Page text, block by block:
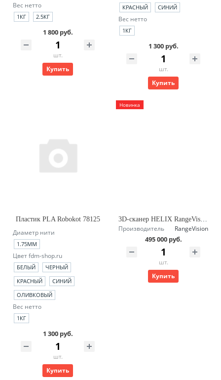
Вес нетто
1КГ 2.5КГ
1 800 руб.
шт.
Купить
КРАСНЫЙ
СИНИЙ
Вес нетто
1КГ
1 300 руб.
шт.
Купить
Пластик PLA Robokot 78125
Диаметр нити
1.75ММ
Цвет fdm-shop.ru
БЕЛЫЙ
ЧЕРНЫЙ
КРАСНЫЙ
СИНИЙ
ОЛИВКОВЫЙ
Вес нетто
1КГ
1 300 руб.
шт.
Купить
Новинка
3D-сканер HELIX RangeVision
Производитель RangeVision
495 000 руб.
шт.
Купить